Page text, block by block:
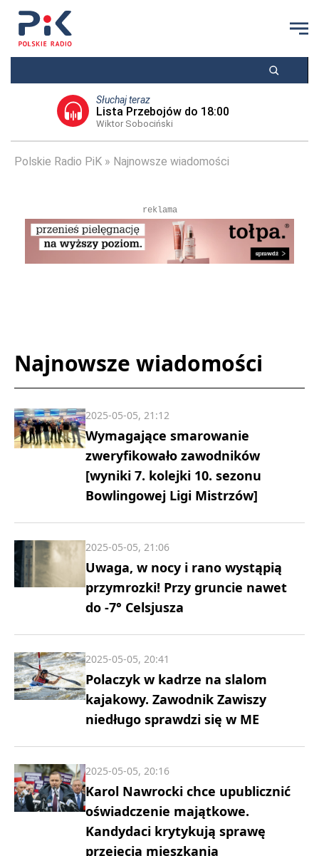
Słuchaj teraz
Lista Przebojów do 18:00
Wiktor Sobociński
Polskie Radio PiK Najnowsze wiadomości
reklama
Najnowsze wiadomości
Wymagające smarowanie
zweryfikowało zawodników
[wyniki 7. kolejki 10. sezonu
Bowlingowej Ligi Mistrzów]
2025-05-05, 21:12
Uwaga, w nocy i rano wystąpią
przymrozki! Przy gruncie nawet
do -7° Celsjusza
2025-05-05, 21:06
Polaczyk w kadrze na slalom
kajakowy. Zawodnik Zawiszy
niedługo sprawdzi się w ME
2025-05-05, 20:41
Karol Nawrocki chce upublicznić
oświadczenie majątkowe.
Kandydaci krytykują sprawę
przejęcia mieszkania
2025-05-05, 20:16